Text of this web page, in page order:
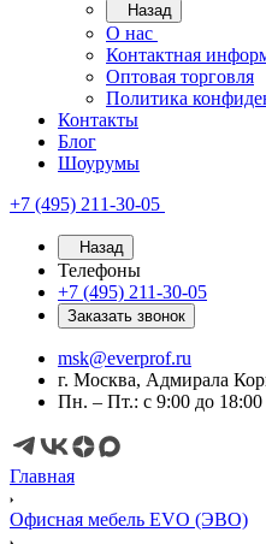
Назад
О нас
Контактная
Оптовая торговля
Политика
Контакты
Блог
Шоурумы
+7 (495) 211-30-05
Назад
Телефоны
+7 (495) 211-30-05
Заказать звонок
msk@everprof.ru
г. Москва, Адмирала
Пн. – Пт.: с 9:00 до 18:00
Главная
Офисная мебель EVO (ЭВО)